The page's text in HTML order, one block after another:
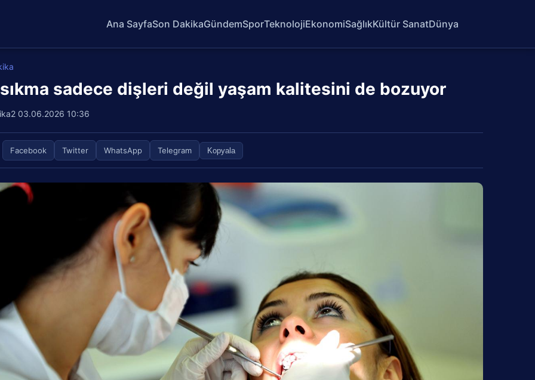
Ana SayfaSon DakikaGündemSporTeknolojiEkonomiSağlıkKültür SanatDünya
sadece dişleri değil yaşam kalitesini de bozuyor
03.06.2026 10:36
Facebook Twitter WhatsApp Telegram Kopyala